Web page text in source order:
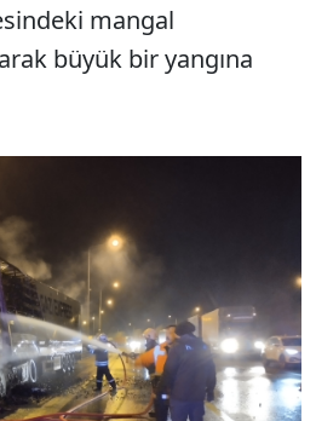
mangal
büyük bir yangına